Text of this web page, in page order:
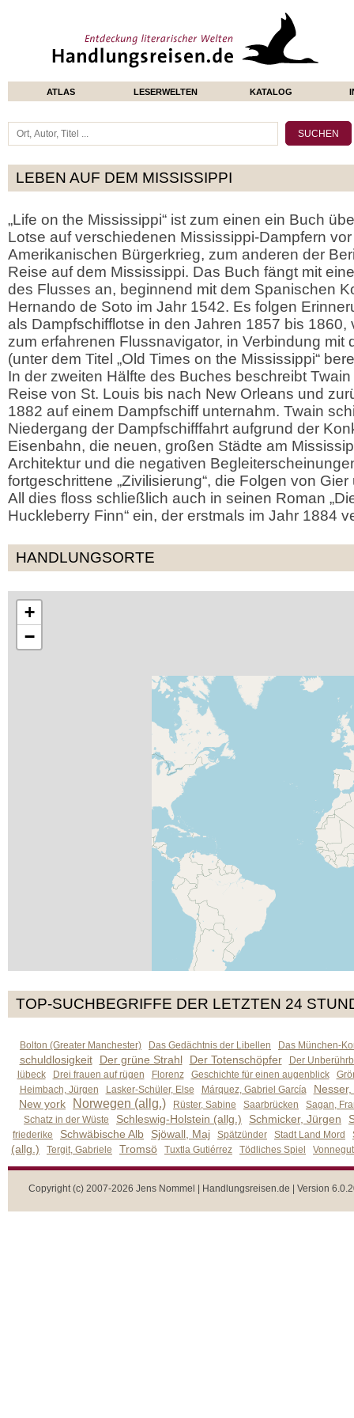
ATLAS LESERWELTEN KATALOG
LEBEN AUF DEM MISSISSIPPI
„Life on the Mississippi“ ist zum einen ein Buch
Lotse auf verschiedenen Mississippi-Dampfern
Amerikanischen Bürgerkrieg, zum anderen der
Reise auf dem Mississippi. Das Buch fängt mit
des Flusses an, beginnend mit dem Spanischen
Hernando de Soto im Jahr 1542. Es folgen
als Dampfschifflotse in den Jahren 1857 bis 1860,
zum erfahrenen Flussnavigator, in Verbindung mit
(unter dem Titel „Old Times on the Mississippi“
In der zweiten Hälfte des Buches beschreibt
Reise von St. Louis bis nach New Orleans und
1882 auf einem Dampfschiff unternahm. Twain
Niedergang der Dampfschifffahrt aufgrund der
Eisenbahn, die neuen, großen Städte am
Architektur und die negativen
fortgeschrittene „Zivilisierung“, die Folgen von
All dies floss schließlich auch in seinen Roman
Huckleberry Finn“ ein, der erstmals im Jahr 1884
HANDLUNGSORTE
+
−
TOP-SUCHBEGRIFFE DER LETZTEN 24
Bolton (Greater Manchester) Das Gedächtnis der Libellen Das München-
schuldlosigkeit Der grüne Strahl Der Totenschöpfer
Der
lübeck
Drei frauen auf rügen Florenz Geschichte für einen augenblick
Heimbach, Jürgen
Lasker-Schüler, Else Márquez, Gabriel García
New york
Norwegen (allg.) Rüster, Sabine Saarbrücken
Sagan,
Schatz in der Wüste
Schleswig-Holstein (allg.) Schmicker, Jürgen
friederike Schwäbische Alb Sjöwall, Maj Spätzünder Stadt Land Mord
(allg.) Tergit, Gabriele Tromsö Tuxtla Gutiérrez Tödliches Spiel
Copyright (c) 2007-2026 Jens Nommel | Handlungsreisen.de | Version